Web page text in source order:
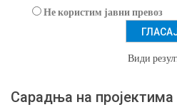
Не користим јавни превоз
Види
Сарадња на пројектима